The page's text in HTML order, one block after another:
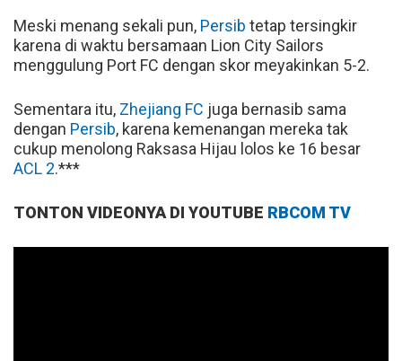
Meski menang sekali pun, Persib tetap tersingkir
karena di waktu bersamaan Lion City Sailors
menggulung Port FC dengan skor meyakinkan 5-2.
Sementara itu, Zhejiang FC juga bernasib sama
dengan Persib, karena kemenangan mereka tak
cukup menolong Raksasa Hijau lolos ke 16 besar
ACL 2.***
TONTON VIDEONYA DI YOUTUBE RBCOM TV